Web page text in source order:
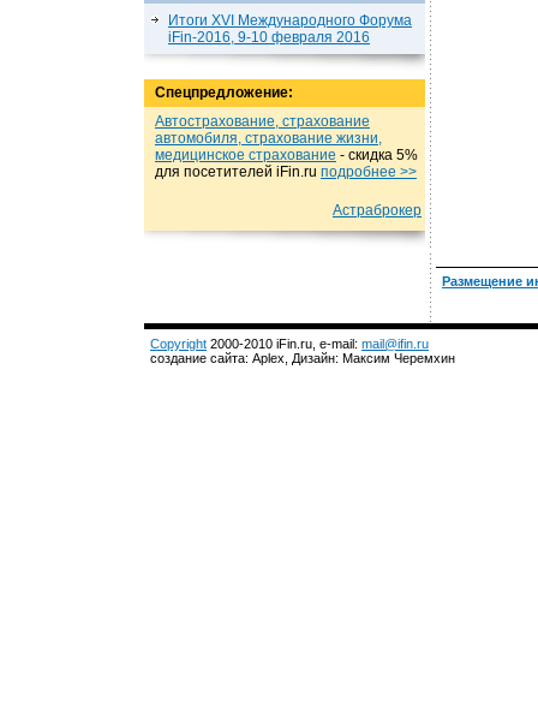
Итоги XVI Международного Форума
iFin-2016, 9-10 февраля 2016
Спецпредложение:
Автострахование, страхование
автомобиля, страхование жизни,
медицинское страхование - cкидка 5%
для посетителей iFin.ru подробнеe >>
Астраброкер
Размещение
Copyright 2000-2010 iFin.ru, e-mail: mail@ifin.ru
создание сайта: Aplex, Дизайн: Максим Черемхин